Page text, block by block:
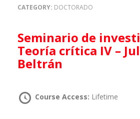
CATEGORY: DOCTORADO
Seminario de investigación en
Teoría crítica IV –
Beltrán
Course Access: Lifetime